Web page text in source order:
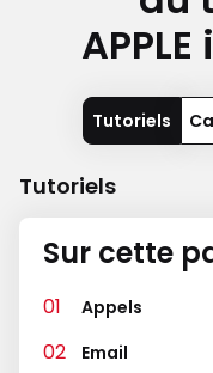
Tutoriels
Tutoriels
Sur cette
Appels
Email